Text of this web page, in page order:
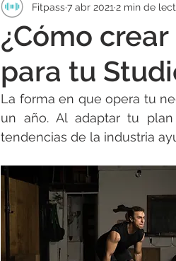
¿Cómo
para tu
Fitpass7 abr 2021 2 min de
La forma en que opera tu
un año. Al adaptar tu
tendencias de la industria